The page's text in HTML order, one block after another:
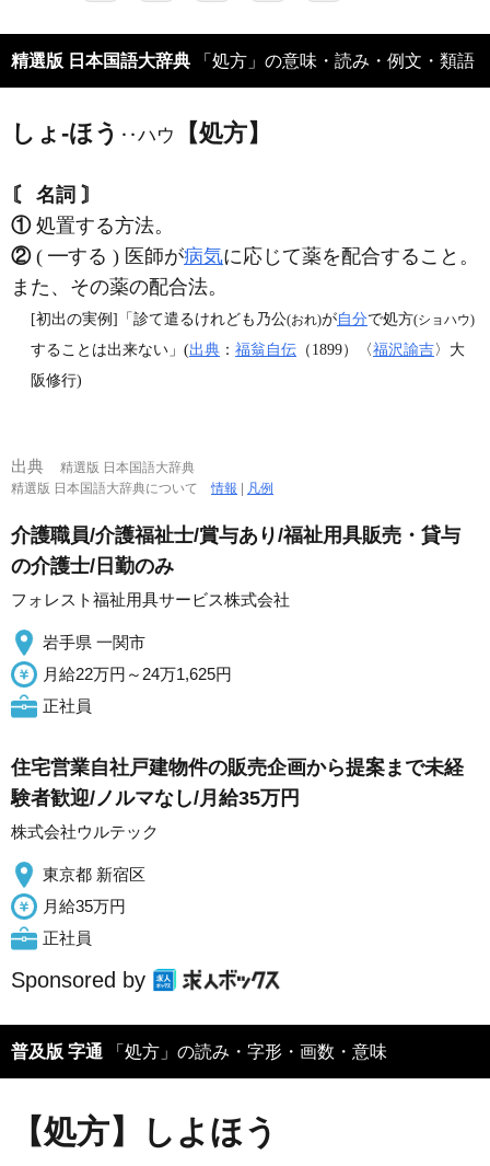
精選版 日本国語大辞典 「処方」の意味・読み・例文・類語
しょ‐ほう ‥ハウ 【処方】
〘 名詞 〙
①処置する方法。
②( ━する ) 医師が病気に応じて薬を配合すること。
また、その薬の配合法。
[初出の実例]「診て遣るけれども乃公(おれ)が自分で処方(ショハウ)
することは出来ない」(出典 ： 福翁自伝 （1899）〈福沢諭吉〉大
阪修行)
出典
精選版 日本国語大辞典
精選版 日本国語大辞典について情報 | 凡例
介護職員/介護福祉士/賞与あり/福祉用具販売・貸与
の介護士/日勤のみ
フォレスト福祉用具サービス株式会社
岩手県 一関市
月給22万円～24万1,625円
正社員
住宅営業自社戸建物件の販売企画から提案まで未経
験者歓迎/ノルマなし/月給35万円
株式会社ウルテック
東京都 新宿区
月給35万円
正社員
Sponsored by
普及版 字通 「処方」の読み・字形・画数・意味
【処方】しよほう